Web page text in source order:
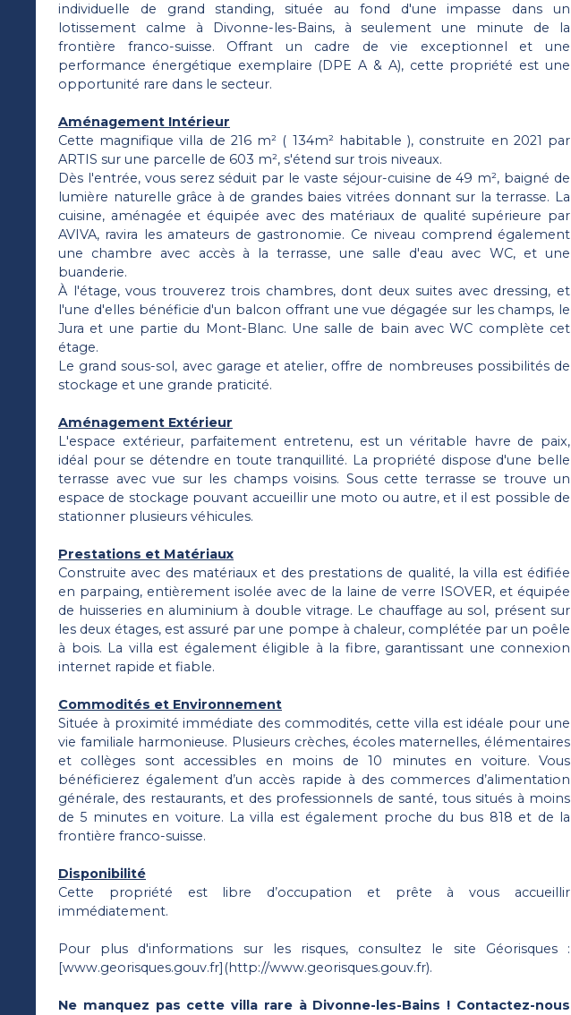
individuelle de grand standing, située au fond d'une impasse dans un
lotissement calme à Divonne-les-Bains, à seulement une minute de la
frontière franco-suisse. Offrant un cadre de vie exceptionnel et une
performance énergétique exemplaire (DPE A & A), cette propriété est une
opportunité rare dans le secteur.
Aménagement Intérieur
Cette magnifique villa de 216 m² ( 134m² habitable ), construite en 2021 par
ARTIS sur une parcelle de 603 m², s'étend sur trois niveaux.
Dès l'entrée, vous serez séduit par le vaste séjour-cuisine de 49 m², baigné de
lumière naturelle grâce à de grandes baies vitrées donnant sur la terrasse. La
cuisine, aménagée et équipée avec des matériaux de qualité supérieure par
AVIVA, ravira les amateurs de gastronomie. Ce niveau comprend également
une chambre avec accès à la terrasse, une salle d'eau avec WC, et une
buanderie.
À l'étage, vous trouverez trois chambres, dont deux suites avec dressing, et
l'une d'elles bénéficie d'un balcon offrant une vue dégagée sur les champs, le
Jura et une partie du Mont-Blanc. Une salle de bain avec WC complète cet
étage.
Le grand sous-sol, avec garage et atelier, offre de nombreuses possibilités de
stockage et une grande praticité.
Aménagement Extérieur
L'espace extérieur, parfaitement entretenu, est un véritable havre de paix,
idéal pour se détendre en toute tranquillité. La propriété dispose d'une belle
terrasse avec vue sur les champs voisins. Sous cette terrasse se trouve un
espace de stockage pouvant accueillir une moto ou autre, et il est possible de
stationner plusieurs véhicules.
Prestations et Matériaux
Construite avec des matériaux et des prestations de qualité, la villa est édifiée
en parpaing, entièrement isolée avec de la laine de verre ISOVER, et équipée
de huisseries en aluminium à double vitrage. Le chauffage au sol, présent sur
les deux étages, est assuré par une pompe à chaleur, complétée par un poêle
à bois. La villa est également éligible à la fibre, garantissant une connexion
internet rapide et fiable.
Commodités et Environnement
Située à proximité immédiate des commodités, cette villa est idéale pour une
vie familiale harmonieuse. Plusieurs crèches, écoles maternelles, élémentaires
et collèges sont accessibles en moins de 10 minutes en voiture. Vous
bénéficierez également d’un accès rapide à des commerces d’alimentation
générale, des restaurants, et des professionnels de santé, tous situés à moins
de 5 minutes en voiture. La villa est également proche du bus 818 et de la
frontière franco-suisse.
Disponibilité
Cette propriété est libre d’occupation et prête à vous accueillir
immédiatement.
Pour plus d'informations sur les risques, consultez le site Géorisques :
[www.georisques.gouv.fr](http://www.georisques.gouv.fr).
Ne manquez pas cette villa rare à Divonne-les-Bains ! Contactez-nous